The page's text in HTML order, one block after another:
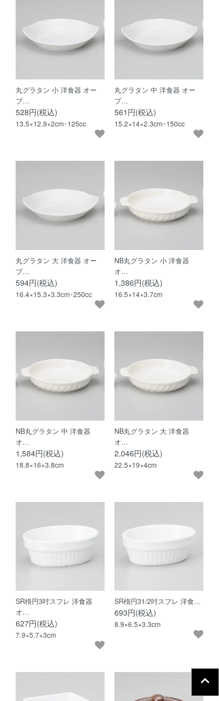
丸グラタン 小 洋食器 オー
ブ…
528円(税込)
13.5×12.9×2cm･125cc
丸グラタン 中 洋食器 オー
ブ…
561円(税込)
15.2×14×2.3cm･150cc
丸グラタン 大 洋食器 オー
ブ…
594円(税込)
16.4×15.3×3.3cm･250cc
NB丸グラタン 小 洋食器
オ…
1,386円(税込)
16.5×14×3.7cm
NB丸グラタン 中 洋食器
オ…
1,584円(税込)
18.8×16×3.8cm
NB丸グラタン 大 洋食器
オ…
2,046円(税込)
22.5×19×4cm
SR楕円3吋スフレ 洋食器
オ…
627円(税込)
7.9×5.7×3cm
SR楕円31/2吋スフレ 洋食…
693円(税込)
8.9×6.5×3.3cm